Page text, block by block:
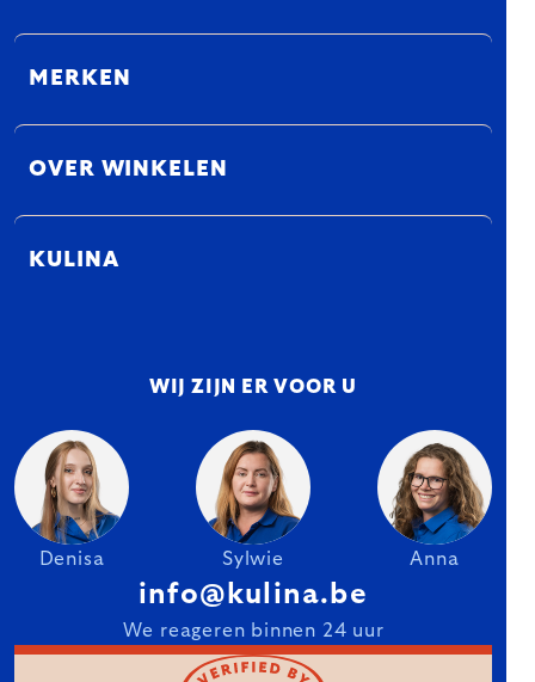
MERKEN
OVER WINKELEN
KULINA
WIJ ZIJN ER VOOR U
Denisa Sylwie Anna
info@kulina.be
We reageren binnen 24 uur